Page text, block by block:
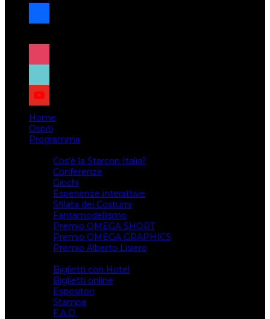
facebook
x
instagram
tiktok
youtube
Home
Ospiti
Programma
Cos’è la Starcon Italia?
Conferenze
Giochi
Esperienze interattive
Sfilata dei Costumi
Fantamodellismo
Premio OMEGA SHORT
Premio OMEGA GRAPHICS
Premio Alberto Lisiero
Biglietti con Hotel
Biglietti online
Espositori
Stampa
F.A.Q.